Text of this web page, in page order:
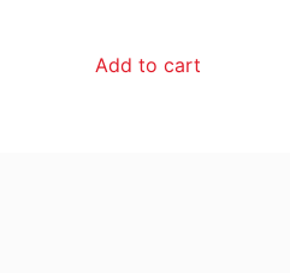
Add to cart